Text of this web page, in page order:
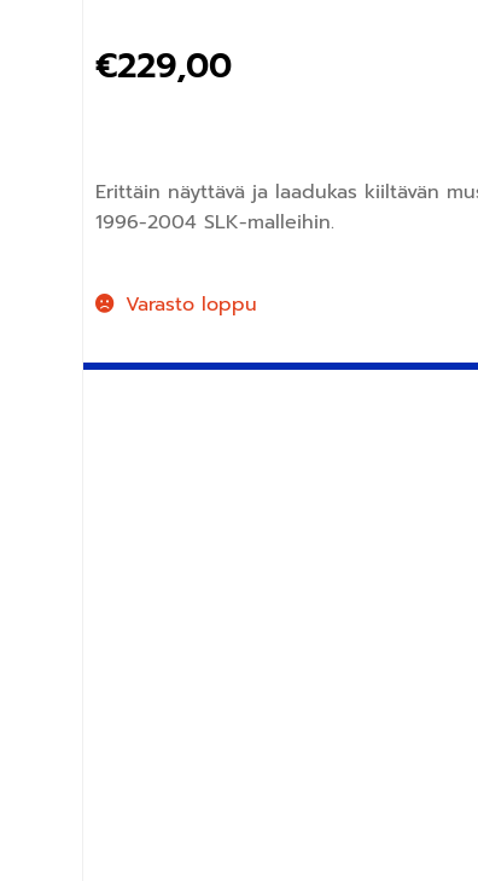
€229,00
Erittäin näyttävä ja laadukas kiiltävän
1996-2004 SLK-malleihin.
Varasto loppu